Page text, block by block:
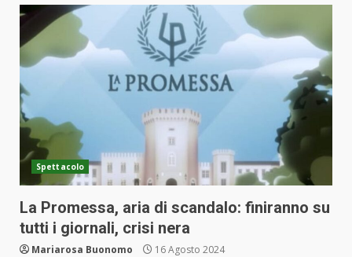
Spettacolo
La Promessa, aria di scandalo: finiranno su
tutti i giornali, crisi nera
Mariarosa Buonomo 16 Agosto 2024